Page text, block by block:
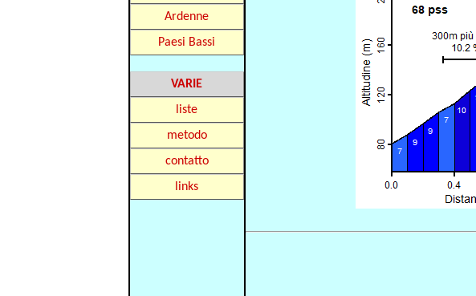
Ardenne
Paesi Bassi
VARIE
liste
metodo
contatto
links